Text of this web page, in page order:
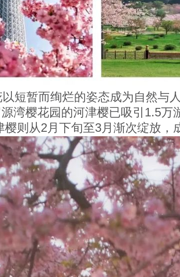
短暂而绚烂的姿态成为自然与
湾樱花园的河津樱已吸引1.5万
樱则从2月下旬至3月渐次绽放，